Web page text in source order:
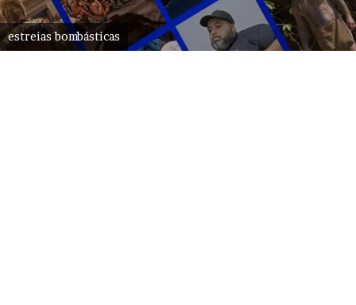
estreias bombásticas